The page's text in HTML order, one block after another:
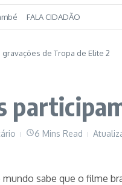
FALA CIDADÃO
de Tropa de Elite 2
6 Mins Read
mundo sabe que o filme